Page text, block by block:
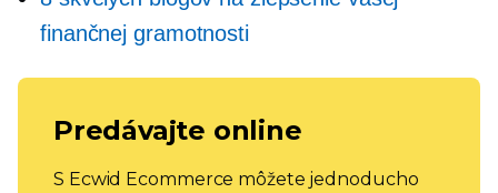
finančnej gramotnosti
Predávajte online
S Ecwid Ecommerce môžete jednoducho